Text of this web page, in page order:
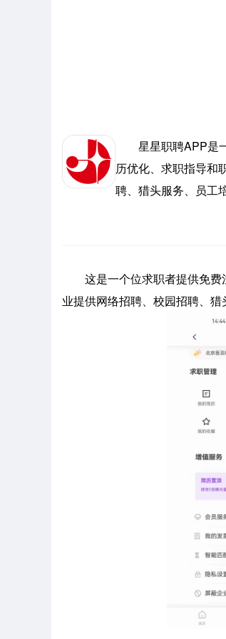
星星职聘APP是一
历优化、求职指导和
聘、猎头服务、员工
这是一个位求职者提供免费
业提供网络招聘、校园招聘、